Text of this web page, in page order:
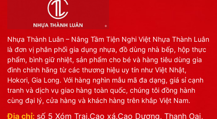
Nhựa Thành Luân – Nâng Tầm Tiện Nghi Việt Nhựa Thành Luân
là đơn vị phân phối gia dụng nhựa, đồ dùng nhà bếp, hộp thực
phẩm, bình giữ nhiệt, sản phẩm cho bé và hàng tiêu dùng gia
đình chính hãng từ các thương hiệu uy tín như Việt Nhật,
Hokori, Gia Long. Với hàng nghìn mẫu mã đa dạng, giá sỉ cạnh
tranh và dịch vụ giao hàng toàn quốc, chúng tôi đồng hành
cùng đại lý, cửa hàng và khách hàng trên khắp Việt Nam.
Địa chỉ: số 5 Xóm Trại.Cao xá.Cao Dương, Thanh Oai,